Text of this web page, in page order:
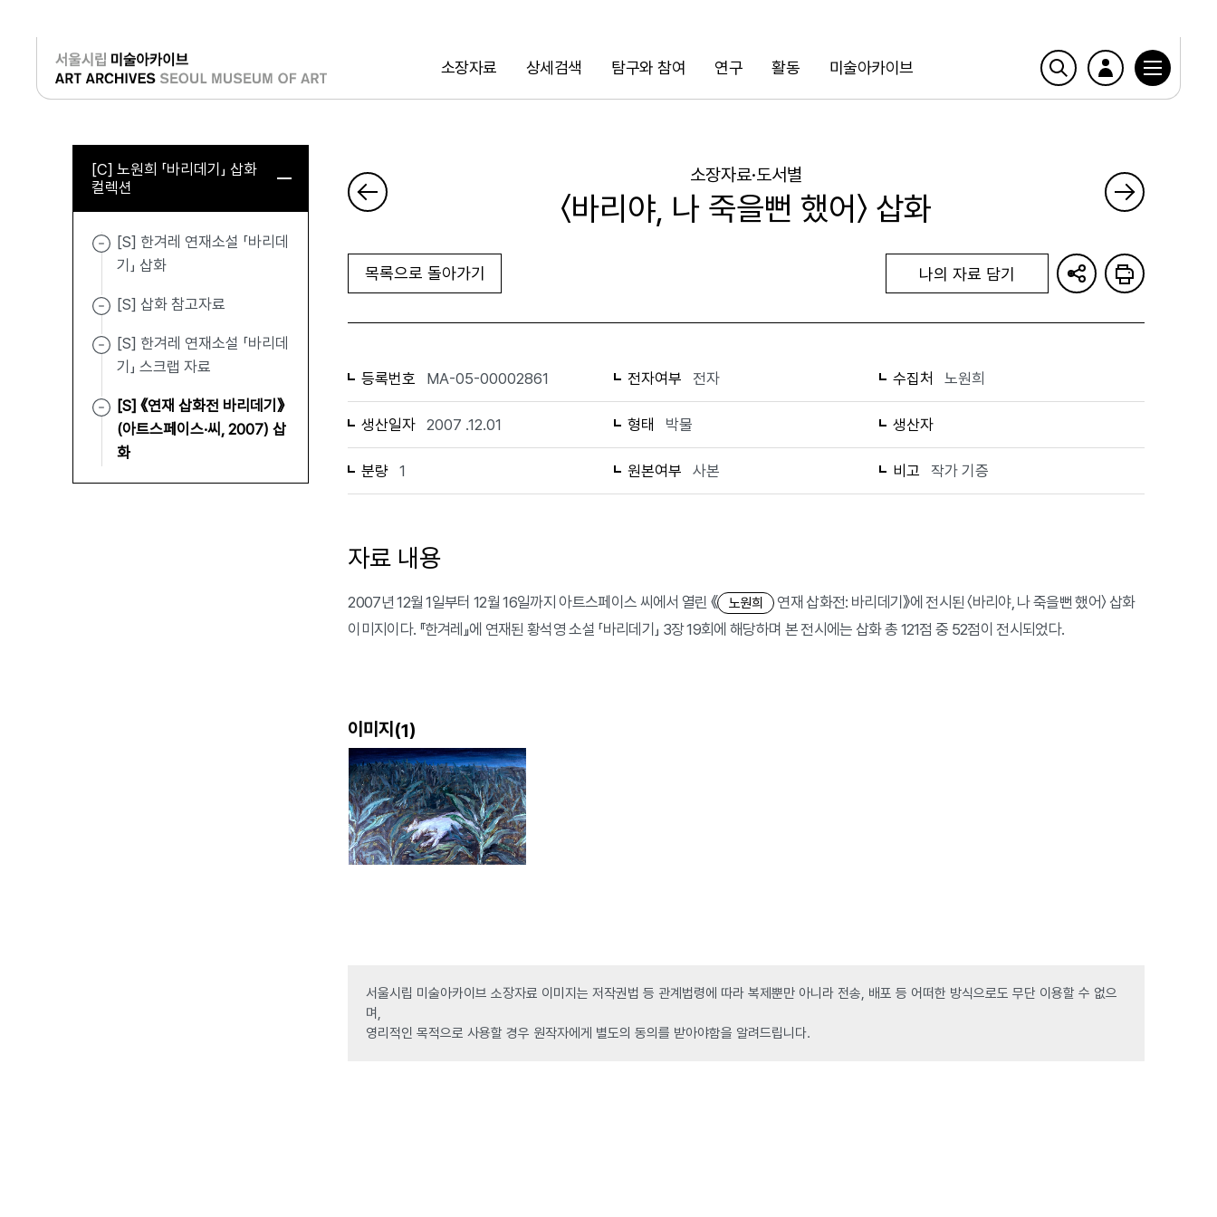
소장자료 상세검색 탐구와 참여 연구 활동 미술아카이브
검색
로그인
[C] 노원희 「바리데기」 삽화
컬렉션
[S] 한겨레 연재소설 「바리데
기」 삽화
[S] 삽화 참고자료
[S] 한겨레 연재소설 「바리데
기」 스크랩 자료
[S] 《연재 삽화전 바리데기》
(아트스페이스·씨, 2007) 삽
화
소장자료·도서별
〈바리야, 나 죽을뻔 했어〉 삽화
목록으로 돌아가기 나의 자료 담기
등록번호 MA-05-00002861 전자여부 전자 수집처 노원희
생산일자 2007 .12.01 형태 박물 생산자
분량 1 원본여부 사본 비고 작가 기증
자료 내용
2007년 12월 1일부터 12월 16일까지 아트스페이스 씨에서 열린 《 노원희
연재 삽화전: 바리데기》에 전시된 〈바리야, 나 죽을뻔 했어〉 삽화
이미지이다. 『한겨레』에 연재된 황석영 소설 「바리데기」 3장 19회에 해당하며 본 전시에는 삽화 총 121점 중 52점이 전시되었다.
이미지(1)
서울시립 미술아카이브 소장자료 이미지는 저작권법 등 관계법령에 따라 복제뿐만 아니라 전송, 배포 등 어떠한 방식으로도 무단 이용할 수 없으
며,
영리적인 목적으로 사용할 경우 원작자에게 별도의 동의를 받아야함을 알려드립니다.